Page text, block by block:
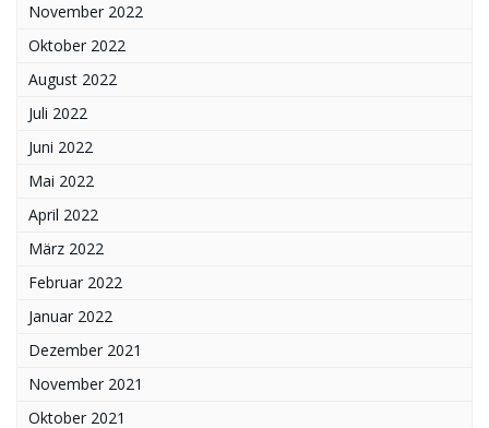
November 2022
Oktober 2022
August 2022
Juli 2022
Juni 2022
Mai 2022
April 2022
März 2022
Februar 2022
Januar 2022
Dezember 2021
November 2021
Oktober 2021